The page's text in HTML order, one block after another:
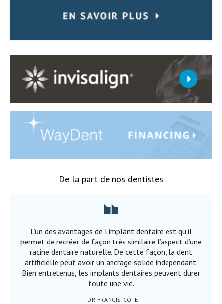
De la part de nos dentistes
L’un des avantages de l’implant dentaire est qu’il
permet de recréer de façon très similaire l’aspect d’une
racine dentaire naturelle. De cette façon, la dent
artificielle peut avoir un ancrage solide indépendant.
Bien entretenus, les implants dentaires peuvent durer
toute une vie.
- DR FRANCIS CÔTÉ